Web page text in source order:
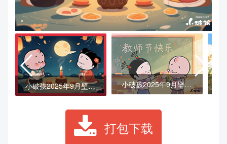
小破孩2025年9月壁纸-中元祭 小破孩2025年9月壁纸-教师节快乐
打包下载